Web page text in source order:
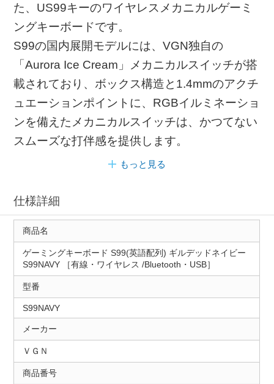
た、US99キーのワイヤレスメカニカルゲーミ
ングキーボードです。
S99の国内展開モデルには、VGN独自の
「Aurora Ice Cream」メカニカルスイッチが搭
載されており、ボックス構造と1.4mmのアクチ
ュエーションポイントに、RGBイルミネーショ
ンを備えたメカニカルスイッチは、かつてない
スムーズな打伴感を提供します。
もっと見る
仕様詳細
商品名
ゲーミングキーボード S99(英語配列) ギルデッドネイビー
S99NAVY ［有線・ワイヤレス /Bluetooth・USB］
型番
S99NAVY
メーカー
ＶＧＮ
商品番号